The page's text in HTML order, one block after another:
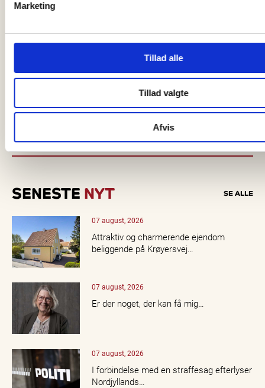
Marketing
Tillad alle
Tillad valgte
Afvis
SENESTE NYT SE ALLE
07 august, 2026
Attraktiv og charmerende ejendom
beliggende på Krøyersvej…
07 august, 2026
Er der noget, der kan få mig…
07 august, 2026
I forbindelse med en straffesag efterlyser
Nordjyllands…